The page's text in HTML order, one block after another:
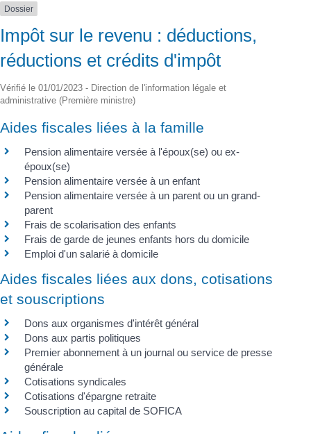
Dossier
Impôt sur le revenu : déductions,
réductions et crédits d'impôt
Vérifié le 01/01/2023 - Direction de l'information légale et
administrative (Première ministre)
Aides fiscales liées à la famille
Pension alimentaire versée à l'époux(se) ou ex-
époux(se)
Pension alimentaire versée à un enfant
Pension alimentaire versée à un parent ou un grand-
parent
Frais de scolarisation des enfants
Frais de garde de jeunes enfants hors du domicile
Emploi d'un salarié à domicile
Aides fiscales liées aux dons, cotisations
et souscriptions
Dons aux organismes d'intérêt général
Dons aux partis politiques
Premier abonnement à un journal ou service de presse
générale
Cotisations syndicales
Cotisations d'épargne retraite
Souscription au capital de SOFICA